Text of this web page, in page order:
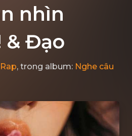
nhìn
& Đạo
Rap, trong album: Nghe câu